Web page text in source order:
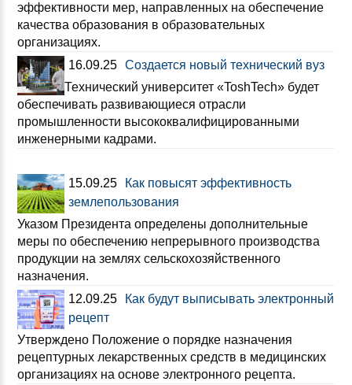
эффективности мер, направленных на обеспечение
качества образования в образовательных
организациях.
16.09.25 Создается новый технический вуз
Технический университет «ToshTech» будет
обеспечивать развивающиеся отрасли
промышленности высококвалифицированными
инженерными кадрами.
15.09.25
Как повысят эффективность
землепользования
Указом Президента определены дополнительные
меры по обеспечению непрерывного производства
продукции на землях сельскохозяйственного
назначения.
12.09.25
Как будут выписывать электронный
рецепт
Утверждено Положение о порядке назначения
рецептурных лекарственных средств в медицинских
организациях на основе электронного рецепта.